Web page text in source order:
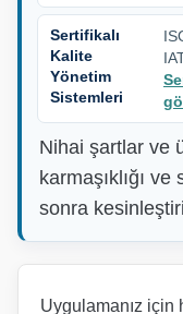
Sertifikalı
Kalite
Yönetim
Sistemleri
Nihai şartlar ve
karmaşıklığı
sonra
Uygulamanız için